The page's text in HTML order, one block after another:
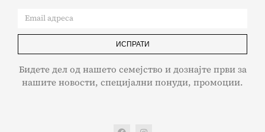
ИСПРАТИ
Бидете дел од нашето семејство и дознајте први за
нашите новости, специјални понуди, промоции.